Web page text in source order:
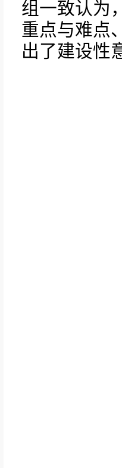
组一致认为
重点与难点
出了建设性